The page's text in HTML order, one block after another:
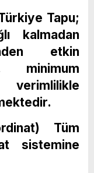
Tapu;
kalmadan
etkin
minimum
Tüm
sistemine